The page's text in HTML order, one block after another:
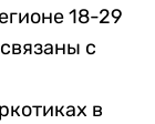
18-29
с
в